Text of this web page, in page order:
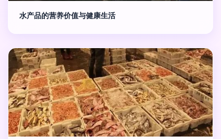
水产品的营养价值与健康生活